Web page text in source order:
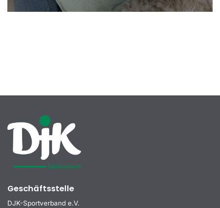
Geschäftsstelle
DJK-Sportverband e.V.